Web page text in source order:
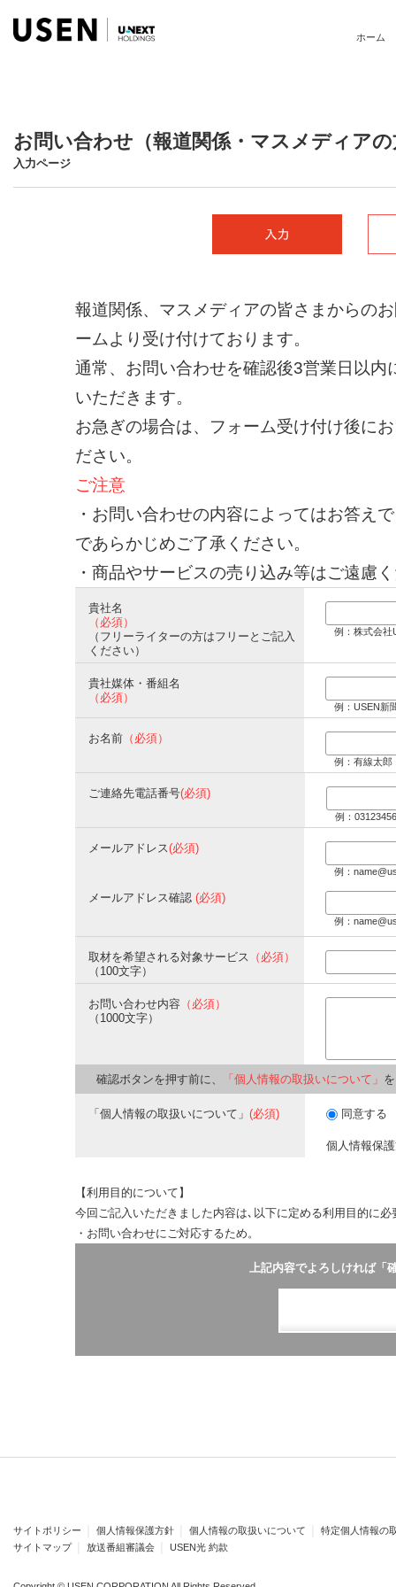
ホーム
お問い合わせ（報道関係・マスメディア
入力ページ
報道関係、マスメディアの皆さまからの
ームより受け付けております。
通常、お問い合わせを確認後3営業日以内
いただきます。
お急ぎの場合は、フォーム受け付け後に
ださい。
ご注意
・お問い合わせの内容によってはお答え
であらかじめご了承ください。
・商品やサービスの売り込み等はご遠慮
貴社名
（必須）
（フリーライターの方はフリーとご記入
ください）
例：株式会社
貴社媒体・番組名
（必須）
例：USEN新
お名前 （必須）
例：有線太郎
ご連絡先電話番号(必須)
例：
メールアドレス(必須)
例：
メールアドレス確認 (必須)
例：
取材を希望される対象サービス （必須）
（100文字）
お問い合わせ内容 （必須）
（1000文字）
確認ボタンを押す前に、 「個人情報の取扱いについて」
「個人情報の取扱いについて」 (必須) 同意する
個人情報保
【利用目的について】
今回ご記入いただきました内容は､以下に定める利用目的に
・お問い合わせにご対応するため。
上記内容でよろしければ「
サイトポリシー 個人情報保護方針 個人情報の取扱いについて
特定個人情報の
サイトマップ
放送番組審議会 USEN光 約款